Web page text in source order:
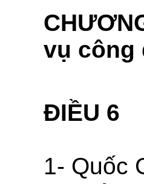
vụ công
ĐIỀU 6
1- Quốc